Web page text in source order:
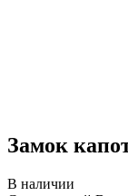
Замок
В наличии